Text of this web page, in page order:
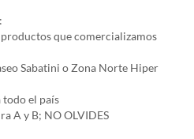
que comercializamos
Sabatini o Zona Norte Hiper
todo el país
A y B; NO OLVIDES